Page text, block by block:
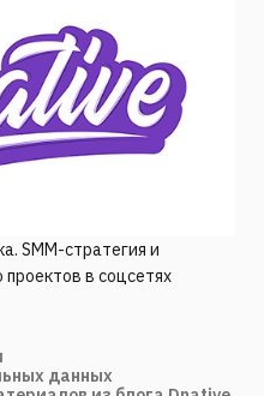
SMM-стратегия и
в соцсетях
данных